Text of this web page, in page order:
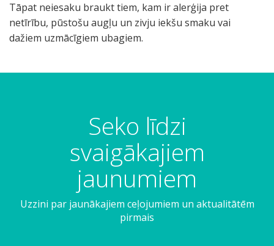
Tāpat neiesaku braukt tiem, kam ir alerģija pret
netīrību, pūstošu augļu un zivju iekšu smaku vai
dažiem uzmācīgiem ubagiem.
Seko līdzi
svaigākajiem
jaunumiem
Uzzini par jaunākajiem ceļojumiem un aktualitātēm
pirmais